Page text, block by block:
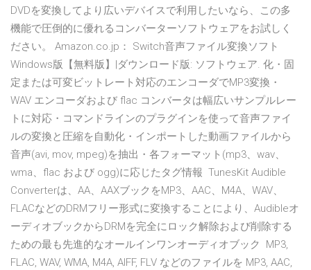
DVDを変換してより広いデバイスで利用したいなら、この多
機能で圧倒的に優れるコンバーターソフトウェアをお試しく
ださい。 Amazon.co.jp： Switch音声ファイル変換ソフト
Windows版【無料版】|ダウンロード版: ソフトウェア. 化・固
定または可変ビットレート対応のエンコーダでMP3変換・
WAV エンコーダおよび flac コンバータは幅広いサンプルレー
トに対応・コマンドラインのプラグインを使って音声ファイ
ルの変換と圧縮を自動化・インポートした動画ファイルから
音声(avi, mov, mpeg)を抽出・各フォーマット(mp3、wav、
wma、flac および ogg)に応じたタグ情報 TunesKit Audible
Converterは、AA、AAXブックをMP3、AAC、M4A、WAV、
FLACなどのDRMフリー形式に変換することにより、Audibleオ
ーディオブックからDRMを完全にロック解除および削除する
ための最も先進的なオールインワンオーディオブック MP3,
FLAC, WAV, WMA, M4A, AIFF, FLV などのファイルを MP3, AAC,